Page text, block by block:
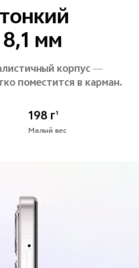
мм
корпус —
поместится в карман.
198 г1
Малый вес